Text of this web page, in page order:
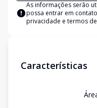
As informações serão
possa entrar em
privacidade e termos
Características